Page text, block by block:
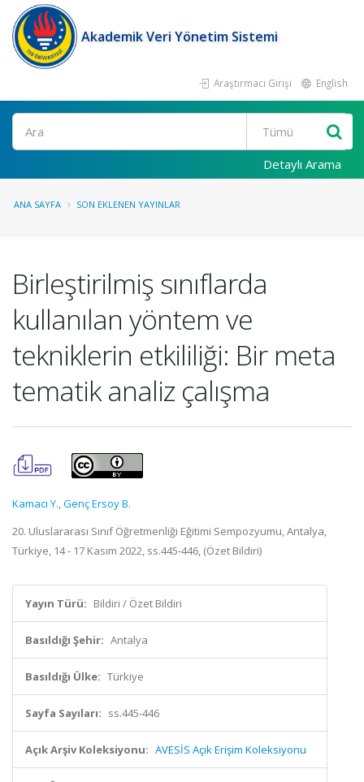
Akademik Veri Yönetim Sistemi
Araştırmacı Girişi English
Ara
Detaylı Arama
ANA SAYFA SON EKLENEN YAYINLAR
Birleştirilmiş sınıflarda
kullanılan yöntem ve
tekniklerin etkililiği: Bir meta
tematik analiz çalışma
Kamacı Y.,Genç Ersoy B.
20. Uluslararası Sınıf Öğretmenliği Eğitimi Sempozyumu, Antalya,
Türkiye, 14 - 17 Kasım 2022, ss.445-446, (Özet Bildiri)
Yayın Türü: Bildiri / Özet Bildiri
Basıldığı Şehir: Antalya
Basıldığı Ülke: Türkiye
Sayfa Sayıları: ss.445-446
Açık Arşiv Koleksiyonu: AVESİS Açık Erişim Koleksiyonu